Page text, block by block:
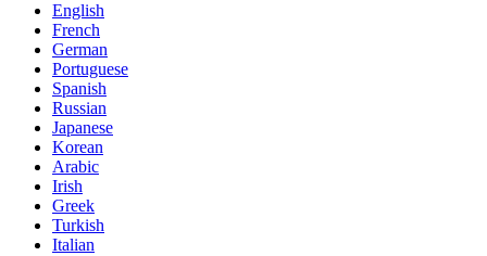
English
French
German
Portuguese
Spanish
Russian
Japanese
Korean
Arabic
Irish
Greek
Turkish
Italian